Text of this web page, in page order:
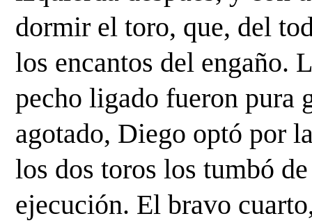
dormir el toro, que, del
los encantos del engaño.
pecho ligado fueron pura
agotado, Diego optó por
los dos toros los tumbó
ejecución. El bravo